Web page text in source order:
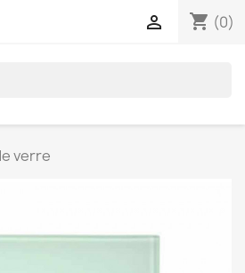
shopping_cart (0)

verre